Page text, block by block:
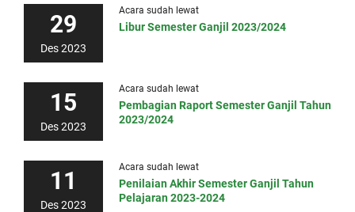
29
Des 2023
Acara sudah lewat
Libur Semester Ganjil 2023/2024
15
Des 2023
Acara sudah lewat
Pembagian Raport Semester Ganjil Tahun
2023/2024
11
Des 2023
Acara sudah lewat
Penilaian Akhir Semester Ganjil Tahun
Pelajaran 2023-2024